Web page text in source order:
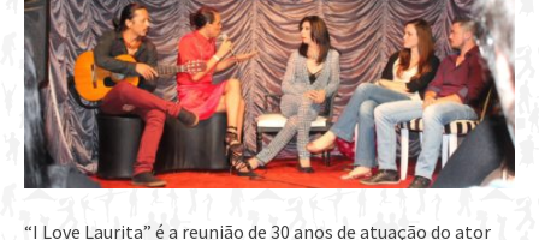
“I Love Laurita” é a reunião de 30 anos de atuação do ator